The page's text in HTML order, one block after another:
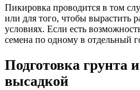
Пикировка проводится в том
или для того, чтобы вырастить
условиях. Если есть
семена по одному в отдельный
Подготовка грунта
высадкой